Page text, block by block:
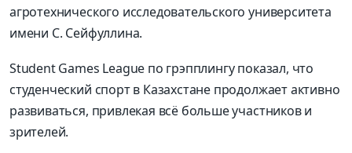
агротехнического исследовательского университета
имени С. Сейфуллина.
StudentGames League по грэпплингу показал, что
студенческий спорт в Казахстане продолжает активно
развиваться, привлекая всё больше участников и
зрителей.